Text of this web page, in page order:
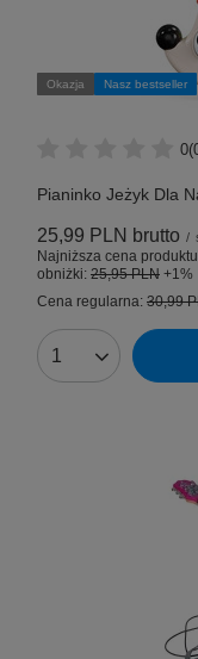
Okazja Nasz bestseller
0
Pianinko Jeżyk Dla
25,99 PLN brutto /
Najniższa cena
obniżki: 25,95 PLN +1%
Cena regularna: 30,99